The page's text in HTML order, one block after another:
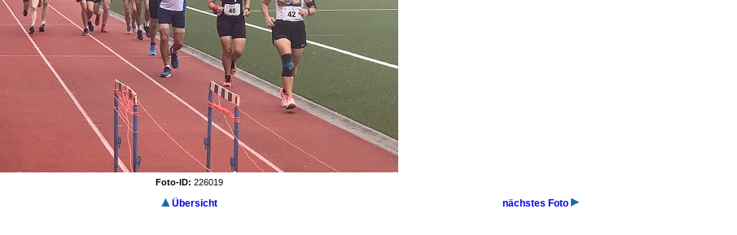
Foto-ID: 226019
Übersicht nächstes Foto